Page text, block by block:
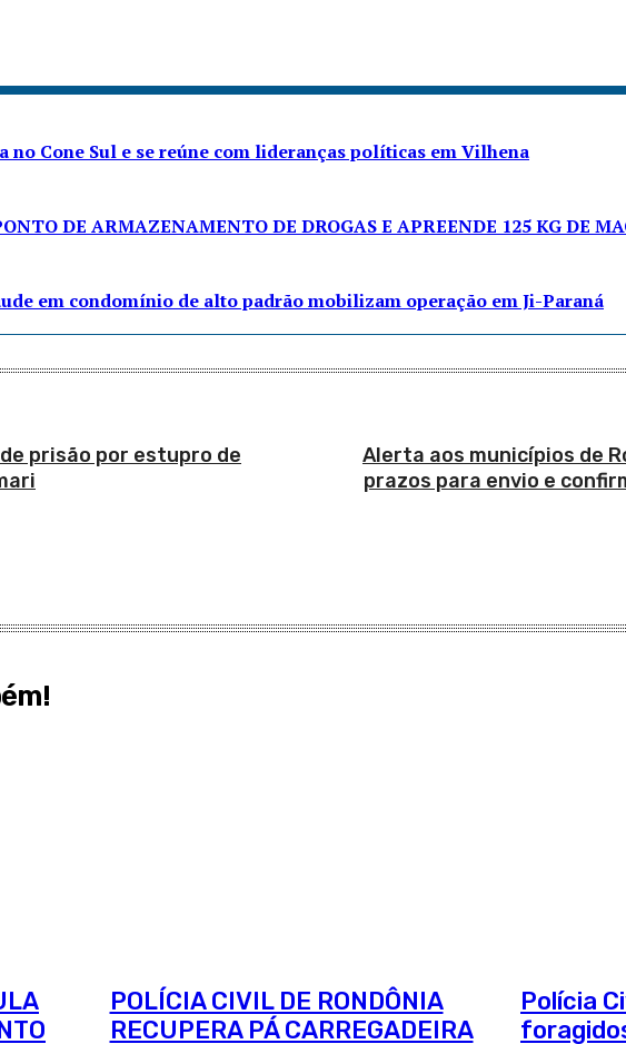
no Cone Sul e se reúne com lideranças políticas em Vilhena
DE ARMAZENAMENTO DE DROGAS E APREENDE 125 KG DE
em condomínio de alto padrão mobilizam operação em Ji-Paraná
prisão por estupro de
Alerta aos municípios de
prazos para envio e
POLÍCIA CIVIL DE RONDÔNIA
RECUPERA PÁ CARREGADEIRA
Polícia